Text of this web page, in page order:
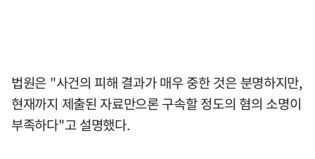
법원은 "사건의 피해 결과가 매우 중한 것은 분명하지만,
현재까지 제출된 자료만으론 구속할 정도의 혐의 소명이
부족하다"고 설명했다.